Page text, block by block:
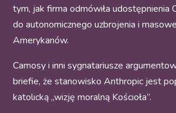
tym, jak firma odmówiła udostępnienia
do autonomicznego uzbrojenia i
Amerykanów.
Camosy i inni sygnatariusze
briefie, że stanowisko Anthropic jest
katolicką „wizję moralną Kościoła”.